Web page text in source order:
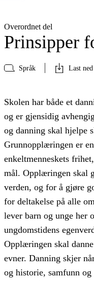
Overordnet del
Prinsipper
Språk Last ned
Skolen har både et
og er gjensidig
og danning skal hjelpe
Grunnopplæringen er
enkeltmenneskets
mål. Opplæringen skal
verden, og for å gjøre
for deltakelse på alle
lever barn og unge her
ungdomstidens
Opplæringen skal
evner. Danning skjer
og historie, samfunn